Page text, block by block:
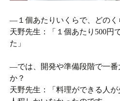
―１個あたりいくらで、どのく
天野先生：「１個あたり500円
た」
―では、開発や準備段階で一番
か？
天野先生：「料理ができる人